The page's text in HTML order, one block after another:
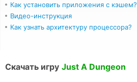
Как установить приложения с кэшем?
Видео-инструкция
Как узнать архитектуру процессора?
Скачать игру Just A Dungeon